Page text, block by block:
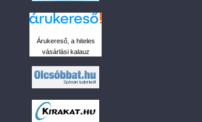
Árukereső, a hiteles
vásárlási kalauz